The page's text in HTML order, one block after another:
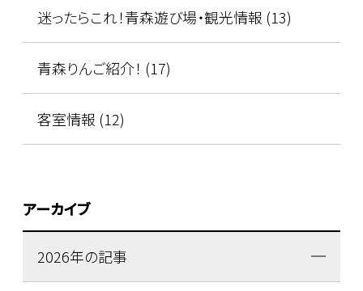
迷ったらこれ！青森遊び場・観光情報 (13)
青森りんご紹介！ (17)
客室情報 (12)
アーカイブ
2026年の記事